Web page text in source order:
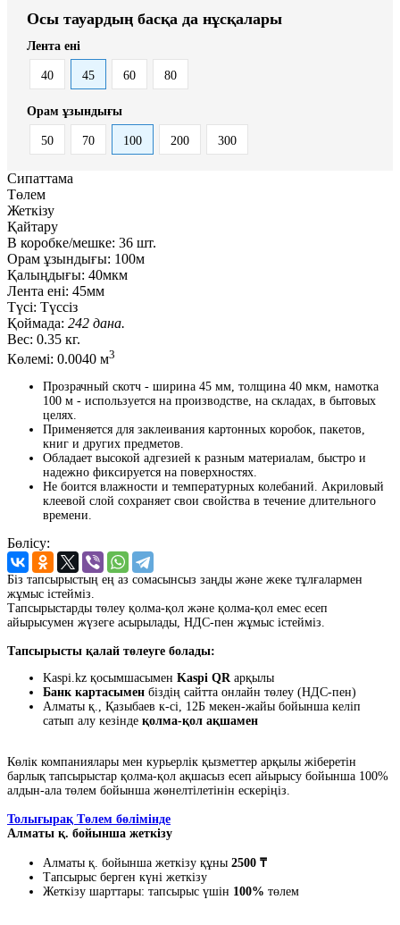
Осы тауардың басқа да нұсқалары
Лента ені
40 45 60 80
Орам ұзындығы
50 70 100 200 300
Сипаттама
Төлем
Жеткізу
Қайтару
В коробке/мешке: 36 шт.
Орам ұзындығы: 100м
Қалыңдығы: 40мкм
Лента ені: 45мм
Түсі: Түссіз
Қоймада: 242 дана.
Вес: 0.35 кг.
Көлемі: 0.0040 м3
Прозрачный скотч - ширина 45 мм, толщина 40 мкм, намотка
100 м - используется на производстве, на складах, в бытовых
целях.
Применяется для заклеивания картонных коробок, пакетов,
книг и других предметов.
Обладает высокой адгезией к разным материалам, быстро и
надежно фиксируется на поверхностях.
Не боится влажности и температурных колебаний. Акриловый
клеевой слой сохраняет свои свойства в течение длительного
времени.
Бөлісу:
Біз тапсырыстың ең аз сомасынсыз заңды және жеке тұлғалармен
жұмыс істейміз.
Тапсырыстарды төлеу қолма-қол және қолма-қол емес есеп
айырысумен жүзеге асырылады, НДС-пен жұмыс істейміз.
Тапсырысты қалай төлеуге болады:
Kaspi.kz қосымшасымен Kaspi QRарқылы
Банк картасымен біздің сайтта онлайн төлеу (НДС-пен)
Алматы қ., Қазыбаев к-сі, 12Б мекен-жайы бойынша келіп
сатып алу кезінде қолма-қол ақшамен
Көлік компаниялары мен курьерлік қызметтер арқылы жіберетін
барлық тапсырыстар қолма-қол ақшасыз есеп айырысу бойынша 100%
алдын-ала төлем бойынша жөнелтілетінін ескеріңіз.
Толығырақ Төлем бөлімінде
Алматы қ. бойынша жеткізу
Алматы қ. бойынша жеткізу құны 2500 ₸
Тапсырыс берген күні жеткізу
Жеткізу шарттары: тапсырыс үшін 100% төлем